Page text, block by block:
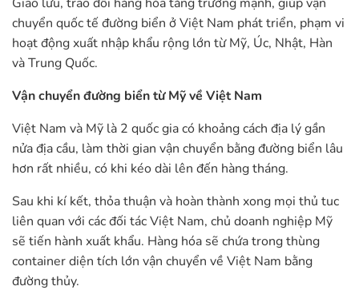
chuyển quốc tế đường biển ở Việt Nam phát triển, phạm vi
hoạt động xuất nhập khẩu rộng lớn từ Mỹ, Úc, Nhật, Hàn
và Trung Quốc.
Vận chuyển đường biển từ Mỹ về Việt Nam
Việt Nam và Mỹ là 2 quốc gia có khoảng cách địa lý gần
nửa địa cầu, làm thời gian vận chuyển bằng đường biển lâu
hơn rất nhiều, có khi kéo dài lên đến hàng tháng.
Sau khi kí kết, thỏa thuận và hoàn thành xong mọi thủ tuc
liên quan với các đối tác Việt Nam, chủ doanh nghiệp Mỹ
sẽ tiến hành xuất khẩu. Hàng hóa sẽ chứa trong thùng
container diện tích lớn vận chuyển về Việt Nam bằng
đường thủy.